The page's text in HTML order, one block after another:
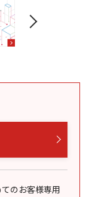
のお客様専用